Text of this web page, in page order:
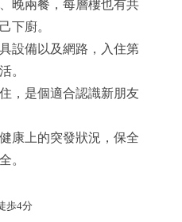
晚兩餐，每層樓也有共
下廚。
設備以及網路，入住第
。
，是個適合認識新朋友
康上的突發狀況，保全
。
歩4分